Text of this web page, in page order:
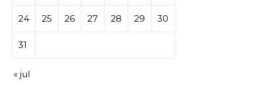
24 25 26 27 28 29 30
31
« jul